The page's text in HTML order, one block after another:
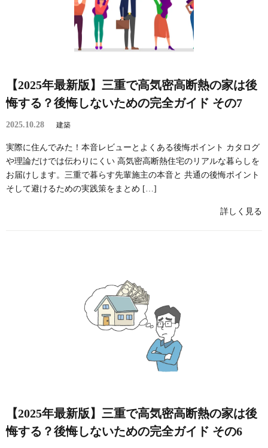
【2025年最新版】三重で高気密高断熱の家は後
悔する？後悔しないための完全ガイド その7
2025.10.28 建築
実際に住んでみた！本音レビューとよくある後悔ポイント カタログ
や理論だけでは伝わりにくい 高気密高断熱住宅のリアルな暮らしを
お届けします。三重で暮らす先輩施主の本音と 共通の後悔ポイント
そして避けるための実践策をまとめ […]
詳しく見る
【2025年最新版】三重で高気密高断熱の家は後
悔する？後悔しないための完全ガイド その6